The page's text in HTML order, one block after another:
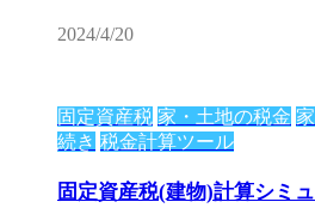
2024/4/20
固定資産税 家・土地の税金
続き 税金計算ツール
固定資産税(建物)計算シミ